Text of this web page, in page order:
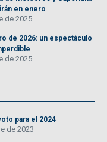
en enero
de 2025
de 2026: un espectáculo
de 2025
para el 2024
de 2023